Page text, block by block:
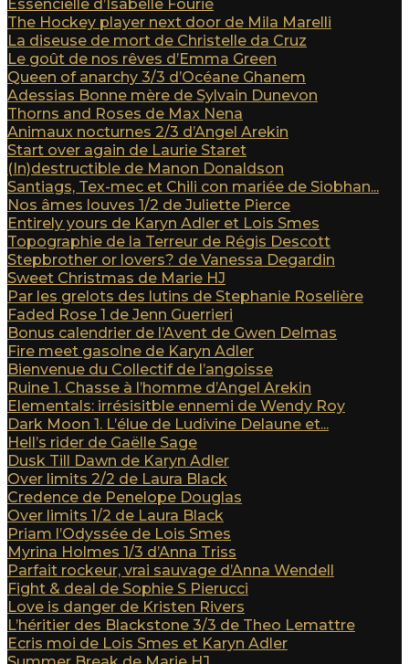
Essencielle d’Isabelle Fourié
The Hockey player next door de Mila Marelli
La diseuse de mort de Christelle da Cruz
Le goût de nos rêves d’Emma Green
Queen of anarchy 3/3 d’Océane Ghanem
Adessias Bonne mère de Sylvain Dunevon
Thorns and Roses de Max Nena
Animaux nocturnes 2/3 d’Angel Arekin
Start over again de Laurie Staret
(In)destructible de Manon Donaldson
Santiags, Tex-mec et Chili con mariée de Siobhan...
Nos âmes louves 1/2 de Juliette Pierce
Entirely yours de Karyn Adler et Lois Smes
Topographie de la Terreur de Régis Descott
Stepbrother or lovers? de Vanessa Degardin
Sweet Christmas de Marie HJ
Par les grelots des lutins de Stephanie Roselière
Faded Rose 1 de Jenn Guerrieri
Bonus calendrier de l’Avent de Gwen Delmas
Fire meet gasolne de Karyn Adler
Bienvenue du Collectif de l’angoisse
Ruine 1. Chasse à l’homme d’Angel Arekin
Elementals: irrésisitble ennemi de Wendy Roy
Dark Moon 1. L’élue de Ludivine Delaune et...
Hell’s rider de Gaëlle Sage
Dusk Till Dawn de Karyn Adler
Over limits 2/2 de Laura Black
Credence de Penelope Douglas
Over limits 1/2 de Laura Black
Priam l’Odyssée de Lois Smes
Myrina Holmes 1/3 d’Anna Triss
Parfait rockeur, vrai sauvage d’Anna Wendell
Fight & deal de Sophie S Pierucci
Love is danger de Kristen Rivers
L’héritier des Blackstone 3/3 de Theo Lemattre
Ecris moi de Lois Smes et Karyn Adler